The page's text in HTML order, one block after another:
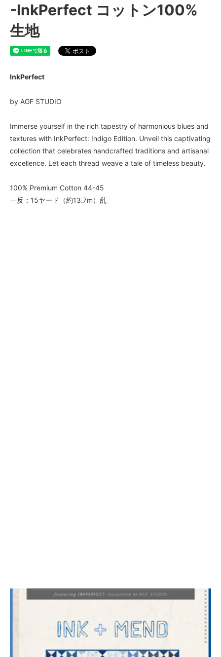
-InkPerfect コットン100%
生地
InkPerfect
by AGF STUDIO
Immerse yourself in the rich tapestry of harmonious blues and
textures with InkPerfect: Indigo Edition. Unveil this captivating
collection that celebrates handcrafted traditions and artisanal
excellence. Let each thread weave a tale of timeless beauty.
100% Premium Cotton 44-45
一反：15ヤード（約13.7m）乱